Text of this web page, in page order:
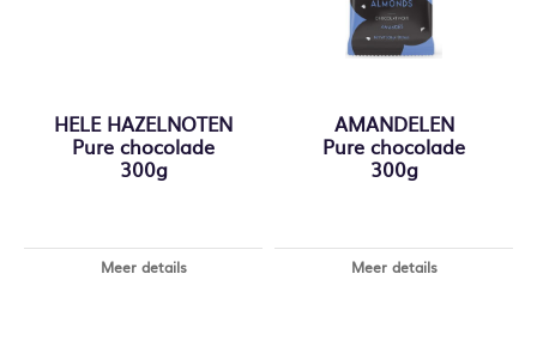
HELE HAZELNOTEN
Pure chocolade
300g
Meer details
AMANDELEN
Pure chocolade
300g
Meer details